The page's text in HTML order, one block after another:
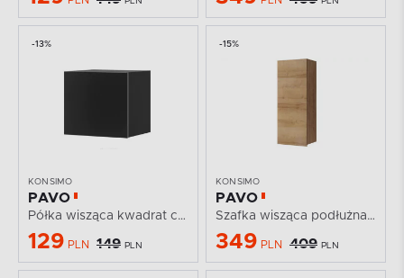
-13%
KONSIMO
PAVO
Półka wisząca kwadrat czarny połysk
129 PLN 149 PLN
-15%
KONSIMO
PAVO
Szafka wisząca podłużna dąb złoty
349 PLN 409 PLN